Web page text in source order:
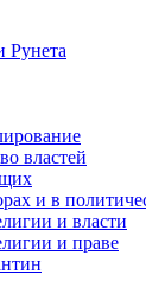
Рунета
властей
и в
и власти
и праве